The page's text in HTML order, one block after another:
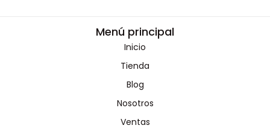
Menú principal
Inicio
Tienda
Blog
Nosotros
Ventas